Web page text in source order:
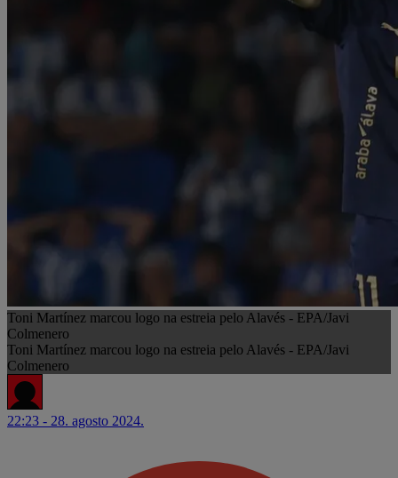
Toni Martínez marcou logo na estreia pelo Alavés - EPA/Javi
Colmenero
Toni Martínez marcou logo na estreia pelo Alavés - EPA/Javi
Colmenero
22:23 - 28. agosto 2024.